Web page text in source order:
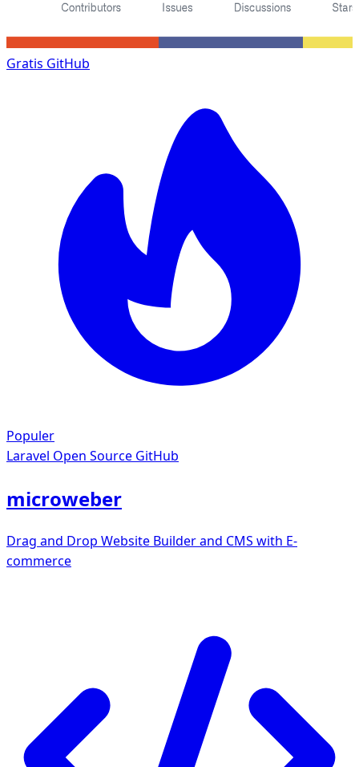
Gratis GitHub
Populer
Laravel Open Source GitHub
microweber
Drag and Drop Website Builder and CMS with E-
commerce